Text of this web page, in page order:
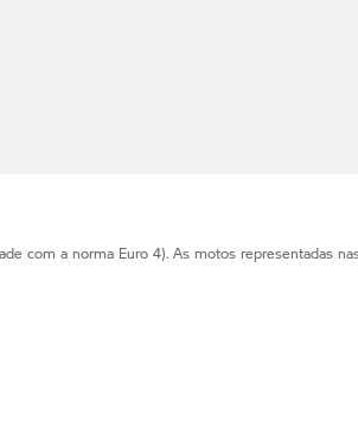
com a norma Euro 4). As motos representadas